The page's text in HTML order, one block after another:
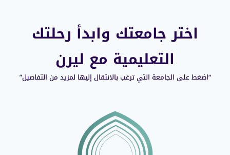
اختر جامعتك وابدأ رحلتك
التعليمية مع ليرن
“اضغط على الجامعة التي ترغب بالانتقال إليها لمزيد من التفاصيل”